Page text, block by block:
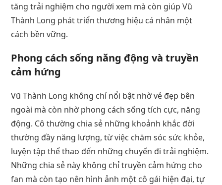
tăng trải nghiệm cho người xem mà còn giúp Vũ
Thành Long phát triển thương hiệu cá nhân một
cách bền vững.
Phong cách sống năng động và truyền
cảm hứng
Vũ Thành Long không chỉ nổi bật nhờ vẻ đẹp bên
ngoài mà còn nhờ phong cách sống tích cực, năng
động. Cô thường chia sẻ những khoảnh khắc đời
thường đầy năng lượng, từ việc chăm sóc sức khỏe,
luyện tập thể thao đến những chuyến đi trải nghiệm.
Những chia sẻ này không chỉ truyền cảm hứng cho
fan mà còn tạo nên hình ảnh một cô gái hiện đại, tự